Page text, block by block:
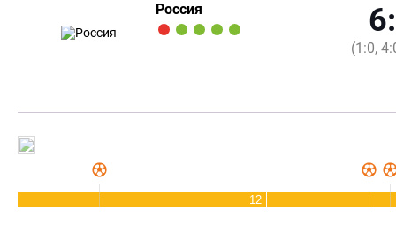
Россия
(1:0,
12